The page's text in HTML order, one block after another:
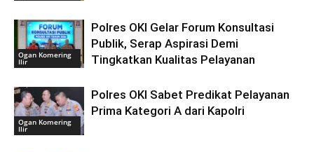
Ogan Komering
Ilir
Polres OKI Gelar Forum Konsultasi
Publik, Serap Aspirasi Demi
Tingkatkan Kualitas Pelayanan
Ogan Komering
Ilir
Polres OKI Sabet Predikat Pelayanan
Prima Kategori A dari Kapolri